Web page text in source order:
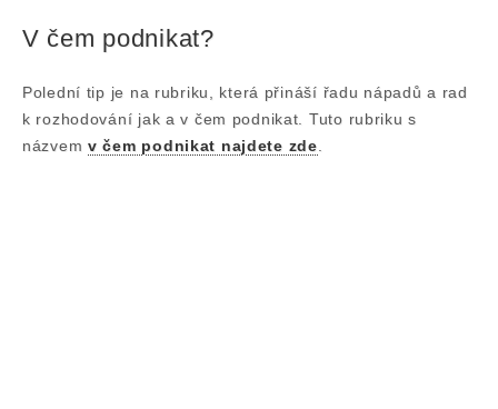
V čem podnikat?
Polední tip je na rubriku, která přináší řadu nápadů a rad
k rozhodování jak a v čem podnikat. Tuto rubriku s
názvemv čem podnikat najdete zde.